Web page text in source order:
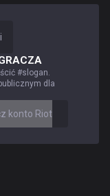
#slogan.
dla
konto Riot